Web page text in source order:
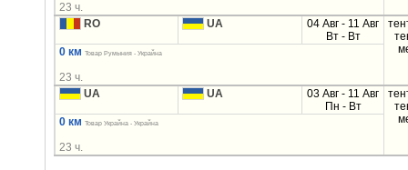
23 ч.
RO
UA
04 Авг - 11 Авг
Вт - Вт
0 км Товар Румыния - Украйна
23 ч.
UA
UA
03 Авг - 11 Авг
Пн - Вт
0 км Товар Украйна - Украйна
23 ч.